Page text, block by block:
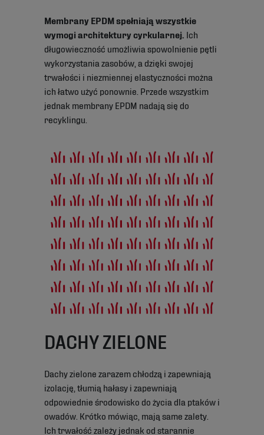
Membrany EPDM spełniają wszystkie
wymogi architektury cyrkularnej. Ich
długowieczność umożliwia spowolnienie pętli
wykorzystania zasobów, a dzięki swojej
trwałości i niezmiennej elastyczności można
ich łatwo użyć ponownie. Przede wszystkim
jednak membrany EPDM nadają się do
recyklingu.
DACHY ZIELONE
Dachy zielone zarazem chłodzą i zapewniają
izolację, tłumią hałasy i zapewniają
odpowiednie środowisko do życia dla ptaków i
owadów. Krótko mówiąc, mają same zalety.
Ich trwałość zależy jednak od starannie